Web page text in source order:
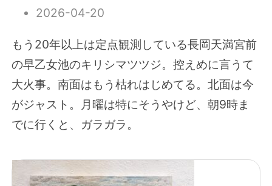
2026-04-20
もう20年以上は定点観測している長岡天満宮前
の早乙女池のキリシマツツジ。控えめに言うて
大火事。南面はもう枯れはじめてる。北面は今
がジャスト。月曜は特にそうやけど、朝9時ま
でに行くと、ガラガラ。